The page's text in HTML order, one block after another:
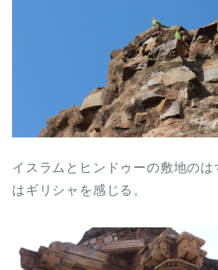
イスラムとヒンドゥーの敷地の
はギリシャを感じる。